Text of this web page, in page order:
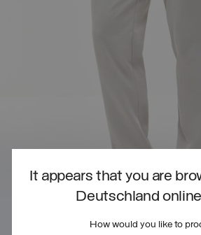
It appears that you are
Deutschland
How would you like to